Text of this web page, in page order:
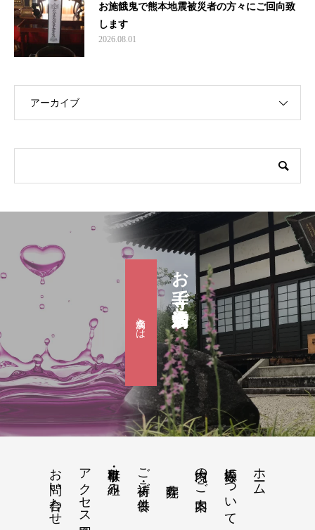
お施餓鬼で熊本地震被災者の方々にご回向致
します
2026.08.01
アーカイブ
お寺で婚活『滴水会』
滴水会とは
ホーム
松源寺について
境内のご案内
ご祈祷・ご供養
行事・取り組み
アクセス地図
お問い合わせ